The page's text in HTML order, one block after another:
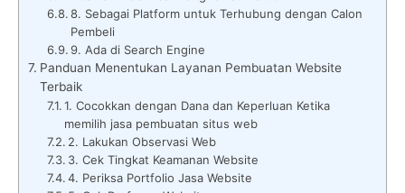
8. Sebagai Platform untuk Terhubung dengan Calon
Pembeli
9. Ada di Search Engine
Panduan Menentukan Layanan Pembuatan Website
Terbaik
1. Cocokkan dengan Dana dan Keperluan Ketika
memilih jasa pembuatan situs web
2. Lakukan Observasi Web
3. Cek Tingkat Keamanan Website
4. Periksa Portfolio Jasa Website